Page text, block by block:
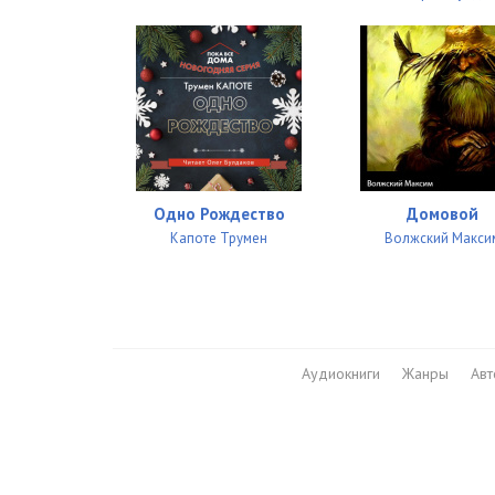
26_Vulf_V_Volny
27_Vulf_V_Volny
28_Vulf_V_Volny
29_Vulf_V_Volny
Одно Рождество
Капоте Трумен
Домовой
Волжский
Аудиокниги Жанры